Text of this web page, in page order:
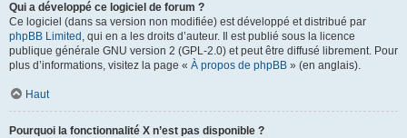
Qui a développé ce logiciel de forum ?
Ce logiciel (dans sa version non modifiée) est développé et distribué par
phpBB Limited , qui en a les droits d’auteur. Il est publié sous la licence
publique générale GNU version 2 (GPL-2.0) et peut être diffusé librement. Pour
plus d’informations, visitez la page « À propos de phpBB » (en anglais).
Haut
Pourquoi la fonctionnalité X n’est pas disponible ?